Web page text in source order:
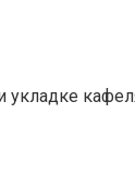
укладке